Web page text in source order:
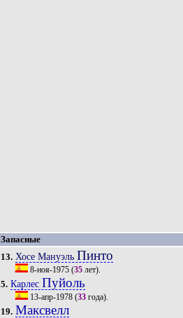
Запасные
13. Хосе Мануэль Пинто
8-ноя-1975(35лет).
5. Карлес Пуйоль
13-апр-1978(33года).
19. Максвелл